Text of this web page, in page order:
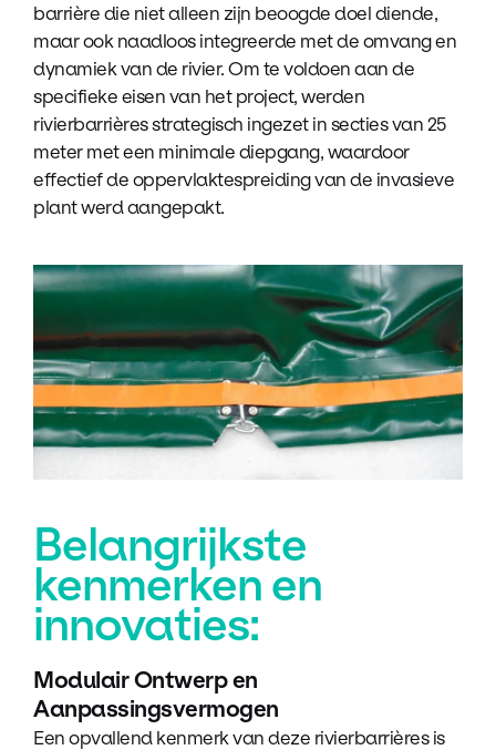
barrière die niet alleen zijn beoogde doel diende,
maar ook naadloos integreerde met de omvang en
dynamiek van de rivier. Om te voldoen aan de
specifieke eisen van het project, werden
rivierbarrières strategisch ingezet in secties van 25
meter met een minimale diepgang, waardoor
effectief de oppervlaktespreiding van de invasieve
plant werd aangepakt.
Belangrijkste
kenmerken en
innovaties:
Modulair Ontwerp en
Aanpassingsvermogen
Een opvallend kenmerk van deze rivierbarrières is